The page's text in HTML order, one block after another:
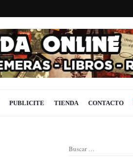
PUBLICITE TIENDA CONTACTO
Buscar: